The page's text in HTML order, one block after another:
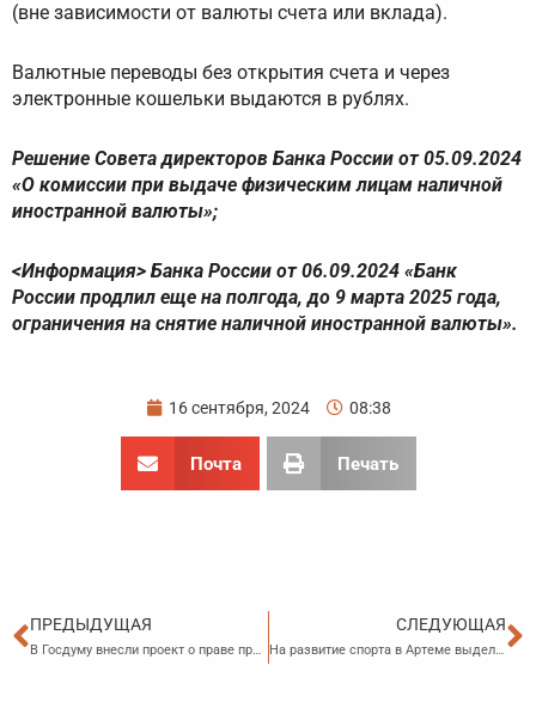
(вне зависимости от валюты счета или вклада).
Валютные переводы без открытия счета и через
электронные кошельки выдаются в рублях.
Решение Совета директоров Банка России от 05.09.2024
«О комиссии при выдаче физическим лицам наличной
иностранной валюты»;
<Информация> Банка России от 06.09.2024 «Банк
России продлил еще на полгода, до 9 марта 2025 года,
ограничения на снятие наличной иностранной валюты».
16 сентября, 2024 08:38
Почта Печать
Пред
ПРЕДЫДУЩАЯ
В Госдуму внесли проект о праве правительства РФ устанавливать особые правила трудоустройства подростков
СЛЕДУЮЩАЯ
На развитие спорта в Артеме выделят дополнительные средства